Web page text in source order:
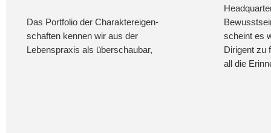
Das Portfolio der Charaktereigen-
schaften kennen wir aus der
Lebenspraxis als überschaubar,
scheint es
Dirigent zu
all die